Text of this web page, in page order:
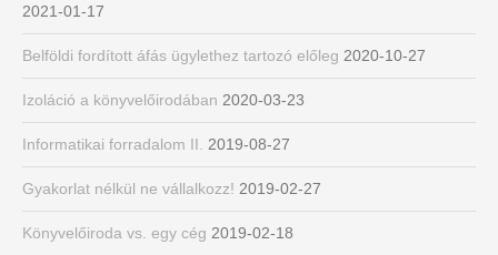
2021-01-17
Belföldi fordított áfás ügylethez tartozó előleg 2020-10-27
Izoláció a könyvelőirodában 2020-03-23
Informatikai forradalom II. 2019-08-27
Gyakorlat nélkül ne vállalkozz! 2019-02-27
Könyvelőiroda vs. egy cég 2019-02-18